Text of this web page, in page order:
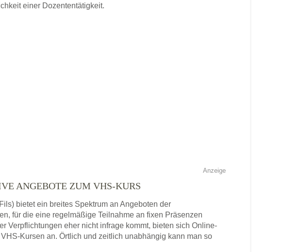
einer Dozententätigkeit.
Anzeige
ANGEBOTE ZUM VHS-KURS
bietet ein breites Spektrum an Angeboten der
für die eine regelmäßige Teilnahme an fixen Präsenzen
Verpflichtungen eher nicht infrage kommt, bieten sich Online-
Kursen an. Örtlich und zeitlich unabhängig kann man so